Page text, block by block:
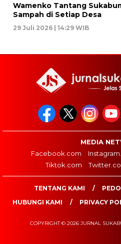
Wamenko Tantang
Sampah di Setiap Desa
29 Juli 2026 | 14:29 WIB
MEDIA
Facebook.com
Tiktok.com
TENTANG KAMI
HUBUNGI KAMI
PRIVACY
COPYRIGHT © 2026 JURNAL